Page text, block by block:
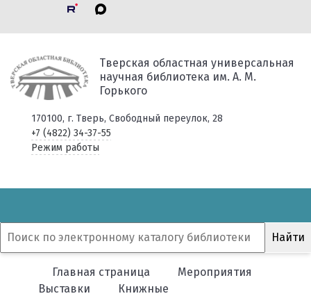
Тверская областная универсальная
научная библиотека им. А. М.
Горького
170100, г. Тверь, Свободный переулок, 28
+7 (4822) 34-37-55
Режим работы
Главная страница
Мероприятия
Выставки
Книжные